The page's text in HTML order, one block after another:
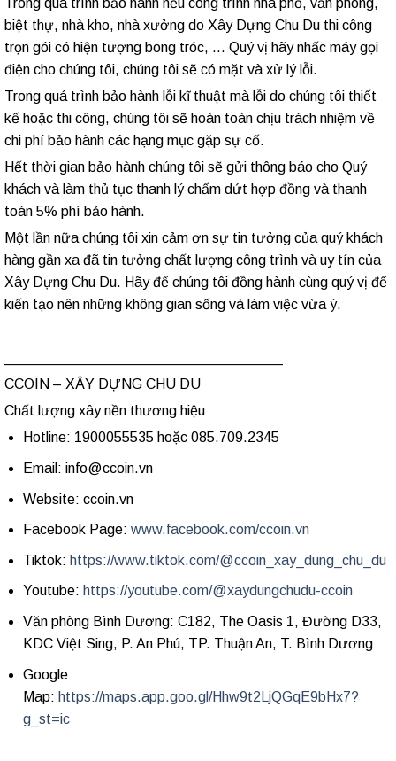
Trong quá trình bảo hành nếu công trình nhà phố, văn phòng,
biệt thự, nhà kho, nhà xưởng do Xây Dựng Chu Du thi công
trọn gói có hiện tượng bong tróc, … Quý vị hãy nhấc máy gọi
điện cho chúng tôi, chúng tôi sẽ có mặt và xử lý lỗi.
Trong quá trình bảo hành lỗi kĩ thuật mà lỗi do chúng tôi thiết
kế hoặc thi công, chúng tôi sẽ hoàn toàn chịu trách nhiệm về
chi phí bảo hành các hạng mục gặp sự cố.
Hết thời gian bảo hành chúng tôi sẽ gửi thông báo cho Quý
khách và làm thủ tục thanh lý chấm dứt hợp đồng và thanh
toán 5% phí bảo hành.
Một lần nữa chúng tôi xin cảm ơn sự tin tưởng của quý khách
hàng gần xa đã tin tưởng chất lượng công trình và uy tín của
Xây Dựng Chu Du. Hãy để chúng tôi đồng hành cùng quý vị để
kiến tạo nên những không gian sống và làm việc vừa ý.
CCOIN – XÂY DỰNG CHU DU
Chất lượng xây nền thương hiệu
Hotline: 1900055535 hoặc 085.709.2345
Email: info@ccoin.vn
Website: ccoin.vn
Facebook Page: www.facebook.com/ccoin.vn
Tiktok: https://www.tiktok.com/@ccoin_xay_dung_chu_du
Youtube: https://youtube.com/@xaydungchudu-ccoin
Văn phòng Bình Dương: C182, The Oasis 1, Đường D33,
KDC Việt Sing, P. An Phú, TP. Thuận An, T. Bình Dương
Google
Map: https://maps.app.goo.gl/Hhw9t2LjQGqE9bHx7?
g_st=ic